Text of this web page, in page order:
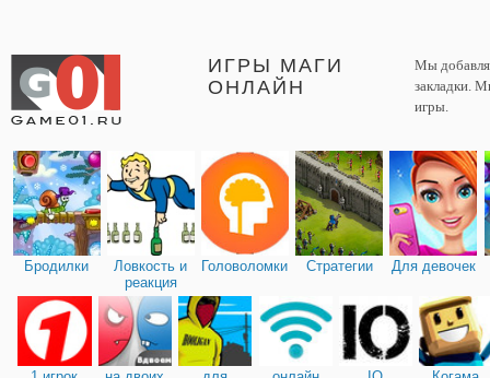
ИГРЫ МАГИ
ОНЛАЙН
Мы
закладки.
игры.
Бродилки
Ловкость и
реакция
Головоломки Стратегии Для девочек